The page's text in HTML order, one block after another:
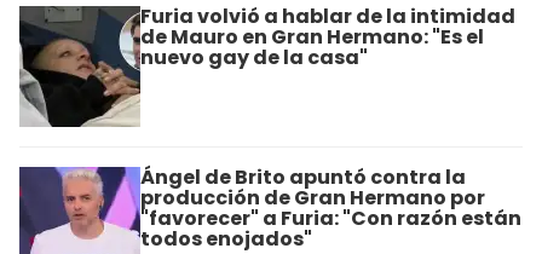
Furia volvió a hablar de la intimidad
de Mauro en Gran Hermano: "Es el
nuevo gay de la casa"
Ángel de Brito apuntó contra la
producción de Gran Hermano por
"favorecer" a Furia: "Con razón están
todos enojados"